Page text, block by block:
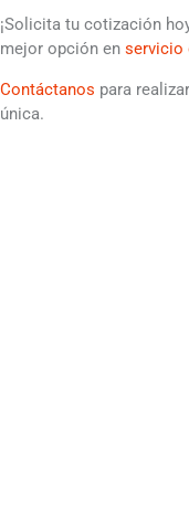
¡Solicita tu cotización
mejor opción en servicio
Contáctanos para
única.